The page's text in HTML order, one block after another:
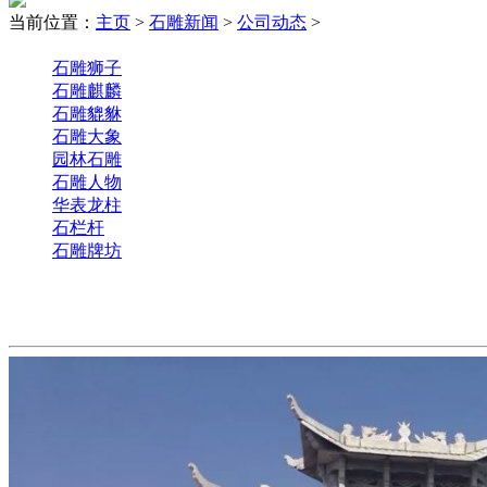
当前位置： 主页 > 石雕新闻 > 公司动态 >
石雕狮子
石雕麒麟
石雕貔貅
石雕大象
园林石雕
石雕人物
华表龙柱
石栏杆
石雕牌坊